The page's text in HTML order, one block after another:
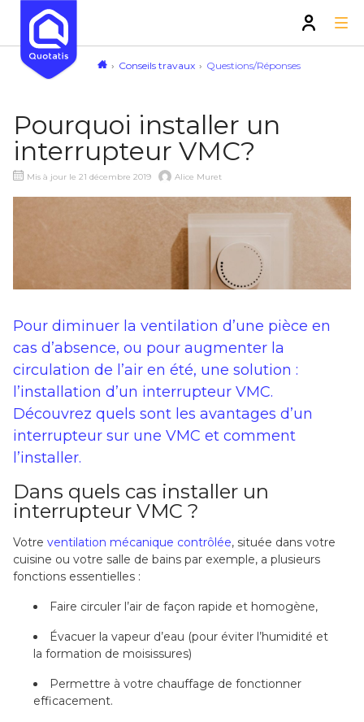
Conseils travaux Questions/Réponses
Pourquoi installer un
interrupteur VMC?
Mis à jour le 21 décembre 2019 Alice Muret
Pour diminuer la ventilation d’une pièce en
cas d’absence, ou pour augmenter la
circulation de l’air en été, une solution :
l’installation d’un interrupteur VMC.
Découvrez quels sont les avantages d’un
interrupteur sur une VMC et comment
l’installer.
Dans quels cas installer un
interrupteur VMC ?
Votre ventilation mécanique contrôlée, située dans votre
cuisine ou votre salle de bains par exemple, a plusieurs
fonctions essentielles :
Faire circuler l’air de façon rapide et homogène,
Évacuer la vapeur d’eau (pour éviter l’humidité et
la formation de moisissures)
Permettre à votre chauffage de fonctionner
efficacement.